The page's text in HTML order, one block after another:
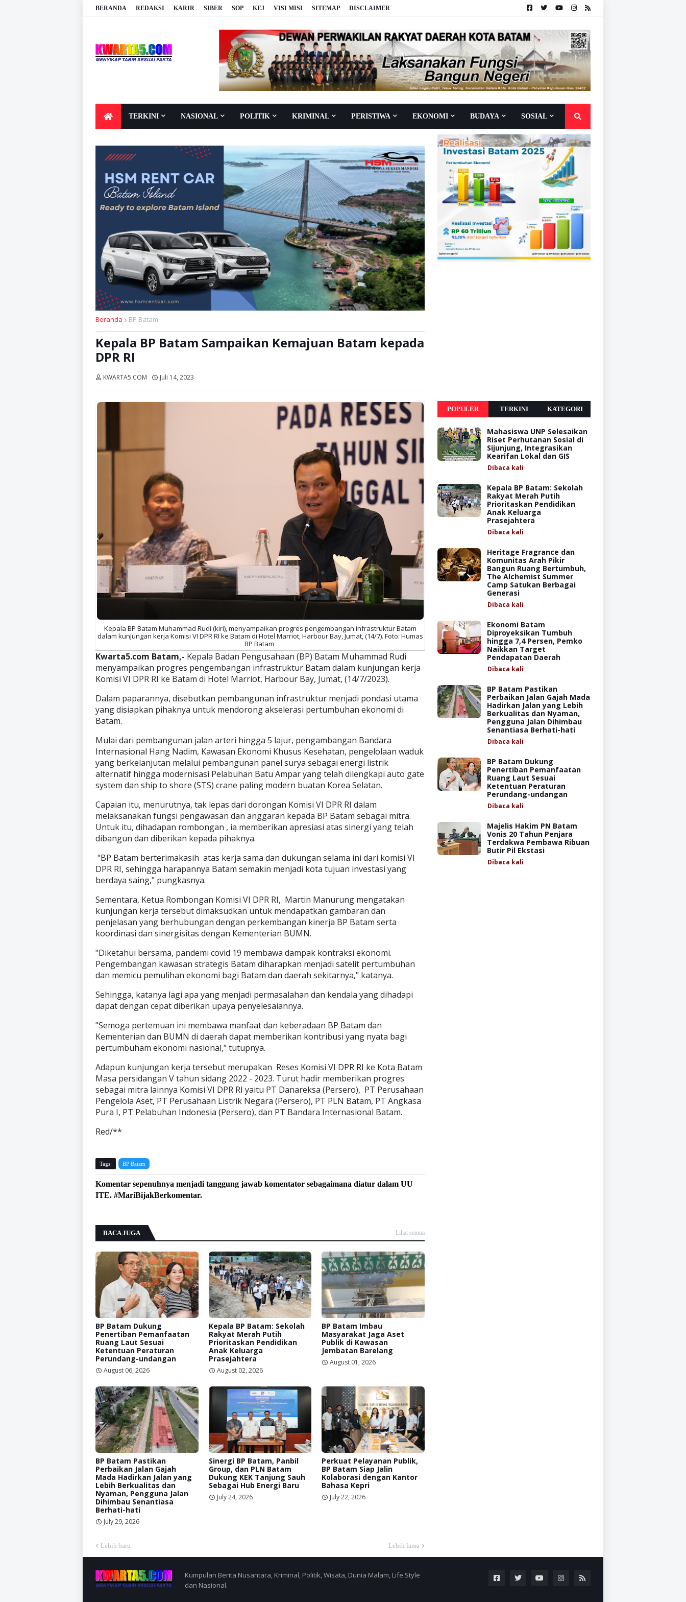
BERANDA REDAKSI KARIR SIBER SOP KEJ VISI MISI SITEMAP DISCLAIMER
TERKINI NASIONAL POLITIK KRIMINAL PERISTIWA EKONOMI BUDAYA SOSIAL
Beranda BP Batam
Kepala BP Batam Sampaikan Kemajuan Batam kepada
DPR RI
KWARTA5.COM Juli 14, 2023
Kepala BP Batam Muhammad Rudi (kiri), menyampaikan progres pengembangan infrastruktur Batam
dalam kunjungan kerja Komisi VI DPR RI ke Batam di Hotel Marriot, Harbour Bay, Jumat, (14/7). Foto: Humas
BP Batam
Kwarta5.com Batam,- Kepala Badan Pengusahaan (BP) Batam Muhammad Rudi
menyampaikan progres pengembangan infrastruktur Batam dalam kunjungan kerja
Komisi VI DPR RI ke Batam di Hotel Marriot, Harbour Bay, Jumat, (14/7/2023).
Dalam paparannya, disebutkan pembangunan infrastruktur menjadi pondasi utama
yang disiapkan pihaknya untuk mendorong akselerasi pertumbuhan ekonomi di
Batam.
Mulai dari pembangunan jalan arteri hingga 5 lajur, pengambangan Bandara
Internasional Hang Nadim, Kawasan Ekonomi Khusus Kesehatan, pengelolaan waduk
yang berkelanjutan melalui pembangunan panel surya sebagai energi listrik
alternatif hingga modernisasi Pelabuhan Batu Ampar yang telah dilengkapi auto gate
system dan ship to shore (STS) crane paling modern buatan Korea Selatan.
Capaian itu, menurutnya, tak lepas dari dorongan Komisi VI DPR RI dalam
melaksanakan fungsi pengawasan dan anggaran kepada BP Batam sebagai mitra.
Untuk itu, dihadapan rombongan , ia memberikan apresiasi atas sinergi yang telah
dibangun dan diberikan kepada pihaknya.
"BP Batam berterimakasih atas kerja sama dan dukungan selama ini dari komisi VI
DPR RI, sehingga harapannya Batam semakin menjadi kota tujuan investasi yang
berdaya saing," pungkasnya.
Sementara, Ketua Rombongan Komisi VI DPR RI, Martin Manurung mengatakan
kunjungan kerja tersebut dimaksudkan untuk mendapatkan gambaran dan
penjelasan yang berhubungan dengan perkembangan kinerja BP Batam serta
koordinasi dan sinergisitas dengan Kementerian BUMN.
"Diketahui bersama, pandemi covid 19 membawa dampak kontraksi ekonomi.
Pengembangan kawasan strategis Batam diharapkan menjadi satelit pertumbuhan
dan memicu pemulihan ekonomi bagi Batam dan daerah sekitarnya," katanya.
Sehingga, katanya lagi apa yang menjadi permasalahan dan kendala yang dihadapi
dapat dengan cepat diberikan upaya penyelesaiannya.
"Semoga pertemuan ini membawa manfaat dan keberadaan BP Batam dan
Kementerian dan BUMN di daerah dapat memberikan kontribusi yang nyata bagi
pertumbuham ekonomi nasional," tutupnya.
Adapun kunjungan kerja tersebut merupakan Reses Komisi VI DPR RI ke Kota Batam
Masa persidangan V tahun sidang 2022 - 2023. Turut hadir memberikan progres
sebagai mitra lainnya Komisi VI DPR RI yaitu PT Danareksa (Persero), PT Perusahaan
Pengelola Aset, PT Perusahaan Listrik Negara (Persero), PT PLN Batam, PT Angkasa
Pura I, PT Pelabuhan Indonesia (Persero), dan PT Bandara Internasional Batam.
Red/**
Tags: BP Batam
Komentar sepenuhnya menjadi tanggung jawab komentator sebagaimana diatur dalam UU
ITE. #MariBijakBerkomentar.
BACA JUGA Lihat semua
BP Batam Dukung
Penertiban Pemanfaatan
Ruang Laut Sesuai
Ketentuan Peraturan
Perundang-undangan
August 06, 2026
Kepala BP Batam: Sekolah
Rakyat Merah Putih
Prioritaskan Pendidikan
Anak Keluarga
Prasejahtera
August 02, 2026
BP Batam Imbau
Masyarakat Jaga Aset
Publik di Kawasan
Jembatan Barelang
August 01, 2026
BP Batam Pastikan
Perbaikan Jalan Gajah
Mada Hadirkan Jalan yang
Lebih Berkualitas dan
Nyaman, Pengguna Jalan
Dihimbau Senantiasa
Berhati-hati
July 29, 2026
Sinergi BP Batam, Panbil
Group, dan PLN Batam
Dukung KEK Tanjung Sauh
Sebagai Hub Energi Baru
July 24, 2026
Perkuat Pelayanan Publik,
BP Batam Siap Jalin
Kolaborasi dengan Kantor
Bahasa Kepri
July 22, 2026
Lebih baru Lebih lama
POPULER TERKINI KATEGORI
Mahasiswa UNP Selesaikan
Riset Perhutanan Sosial di
Sijunjung, Integrasikan
Kearifan Lokal dan GIS
Dibaca kali
Kepala BP Batam: Sekolah
Rakyat Merah Putih
Prioritaskan Pendidikan
Anak Keluarga
Prasejahtera
Dibaca kali
Heritage Fragrance dan
Komunitas Arah Pikir
Bangun Ruang Bertumbuh,
The Alchemist Summer
Camp Satukan Berbagai
Generasi
Dibaca kali
Ekonomi Batam
Diproyeksikan Tumbuh
hingga 7,4 Persen, Pemko
Naikkan Target
Pendapatan Daerah
Dibaca kali
BP Batam Pastikan
Perbaikan Jalan Gajah Mada
Hadirkan Jalan yang Lebih
Berkualitas dan Nyaman,
Pengguna Jalan Dihimbau
Senantiasa Berhati-hati
Dibaca kali
BP Batam Dukung
Penertiban Pemanfaatan
Ruang Laut Sesuai
Ketentuan Peraturan
Perundang-undangan
Dibaca kali
Majelis Hakim PN Batam
Vonis 20 Tahun Penjara
Terdakwa Pembawa Ribuan
Butir Pil Ekstasi
Dibaca kali
Kumpulan Berita Nusantara, Kriminal, Politik, Wisata, Dunia Malam, Life Style
dan Nasional.